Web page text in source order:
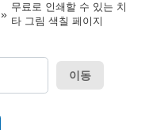
무료로 인쇄할 수 있는 치
타 그림 색칠 페이지
이동